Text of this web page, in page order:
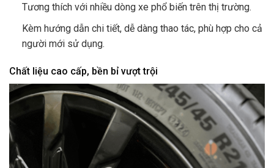
Tương thích với nhiều dòng xe phổ biến trên thị trường.
Kèm hướng dẫn chi tiết, dễ dàng thao tác, phù hợp cho cả
người mới sử dụng.
Chất liệu cao cấp, bền bỉ vượt trội